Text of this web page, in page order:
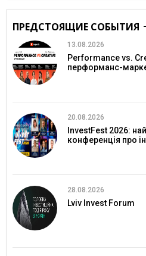
ПРЕДСТОЯЩИЕ СОБЫТИЯ
13.08.2026
Performance vs.
перформанс-
20.08.2026
InvestFest 2026:
конференція про
28.08.2026
Lviv Invest Forum